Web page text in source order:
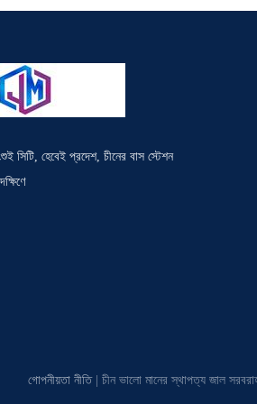
সিটি, হেবেই প্রদেশ, চীনের বাস স্টেশন
গোপনীয়তা নীতি| চীন ভালো মানের স্থাপত্য জাল